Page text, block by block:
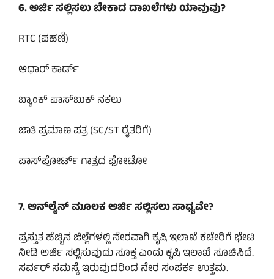
6. ಅರ್ಜಿ ಸಲ್ಲಿಸಲು ಬೇಕಾದ ದಾಖಲೆಗಳು ಯಾವುವು?
RTC (ಪಹಣಿ)
ಆಧಾರ್ ಕಾರ್ಡ್
ಬ್ಯಾಂಕ್ ಪಾಸ್‌ಬುಕ್ ನಕಲು
ಜಾತಿ ಪ್ರಮಾಣ ಪತ್ರ (SC/ST ರೈತರಿಗೆ)
ಪಾಸ್‌ಪೋರ್ಟ್ ಗಾತ್ರದ ಫೋಟೋ
7. ಆನ್‌ಲೈನ್ ಮೂಲಕ ಅರ್ಜಿ ಸಲ್ಲಿಸಲು ಸಾಧ್ಯವೇ?
ಪ್ರಸ್ತುತ ಹೆಚ್ಚಿನ ಜಿಲ್ಲೆಗಳಲ್ಲಿ ನೇರವಾಗಿ ಕೃಷಿ ಇಲಾಖೆ ಕಚೇರಿಗೆ ಭೇಟಿ
ನೀಡಿ ಅರ್ಜಿ ಸಲ್ಲಿಸುವುದು ಸೂಕ್ತ ಎಂದು ಕೃಷಿ ಇಲಾಖೆ ಸೂಚಿಸಿದೆ.
ಸರ್ವರ್ ಸಮಸ್ಯೆ ಇರುವುದರಿಂದ ನೇರ ಸಂಪರ್ಕ ಉತ್ತಮ.